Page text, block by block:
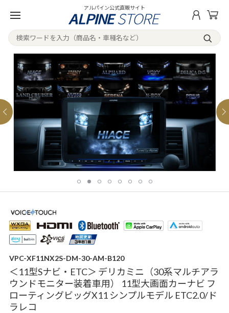
アルパイン公式直販サイト
VPC-XF11NX2S-DM-30-AM-B120
＜11型Sナビ・ETC＞ デリカミニ（30系マルチアラ
ウンドモニター装着車用） 11型大画面カーナビ フ
ローティングビッグX11 シンプルモデル ETC2.0/ド
ラレコ